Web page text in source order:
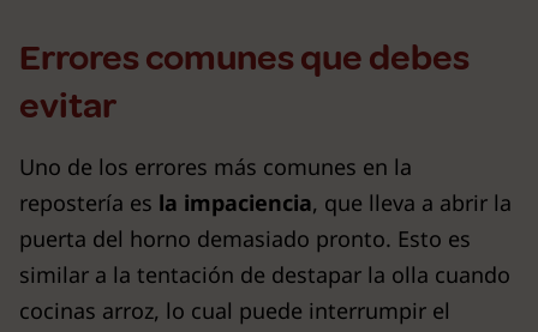
Errores comunes que debes
evitar
Uno de los errores más comunes en la
repostería es la impaciencia, que lleva a abrir la
puerta del horno demasiado pronto. Esto es
similar a la tentación de destapar la olla cuando
cocinas arroz, lo cual puede interrumpir el